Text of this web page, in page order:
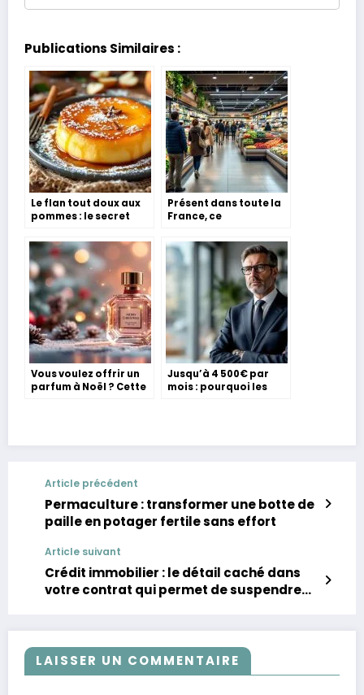
Publications Similaires :
Le flan tout doux aux
pommes : le secret
moelleux et familial
sans prise de tête cet
automne
Présent dans toute la
France, ce
moins cher pour faire
ses courses en 2025
d’après cette étude
Vous voulez offrir un
parfum à Noël ? Cette
Jusqu’à 4 500€ par
mois : pourquoi les
Article précédent
Permaculture : transformer une botte de
paille en potager fertile sans effort
Article suivant
Crédit immobilier : le détail caché dans
votre contrat qui permet de suspendre
LAISSER UN COMMENTAIRE